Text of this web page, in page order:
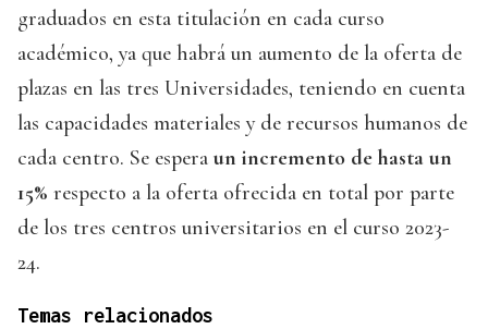
graduados en esta titulación en cada curso
académico, ya que habrá un aumento de la oferta de
plazas en las tres Universidades, teniendo en cuenta
las capacidades materiales y de recursos humanos de
cada centro. Se espera un incremento de hasta un
15% respecto a la oferta ofrecida en total por parte
de los tres centros universitarios en el curso 2023-
24.
Temas relacionados